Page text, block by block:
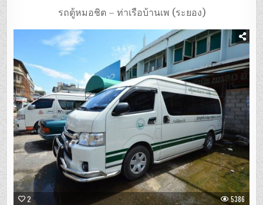
รถตู้หมอชิต – ท่าเรือบ้านเพ (ระยอง)
2 5386